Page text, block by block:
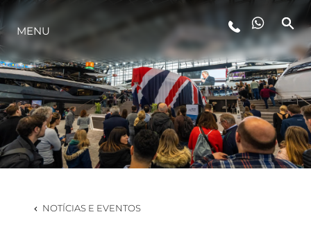
ESTILO DE VIDA
INOVAÇÃO
EMPRESA
EQUIPE
MENU
NOTÍCIAS E EVENTOS